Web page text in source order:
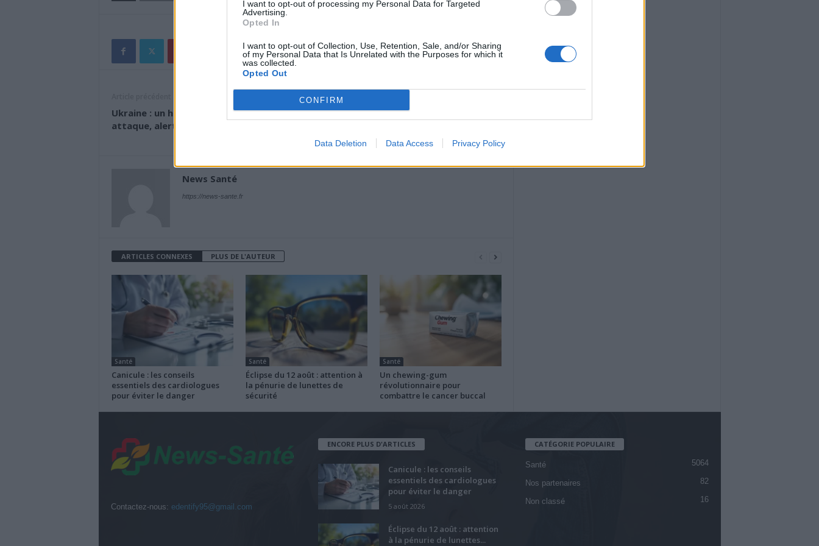
I want to opt-out of processing my Personal Data for Targeted
Advertising.
Opted In
I want to opt-out of Collection, Use, Retention, Sale, and/or Sharing
of my Personal Data that Is Unrelated with the Purposes for which it
was collected.
Opted Out
CONFIRM
Data Deletion Data Access Privacy Policy
Ukraine : un hôpital ciblé par une
attaque, alerte l’OMS
Boire certains thés augmente le risque
News Santé
https://news-sante.fr
ARTICLES CONNEXES PLUS DE L'AUTEUR
Santé
Canicule : les conseils
essentiels des cardiologues
pour éviter le danger
Santé
Éclipse du 12 août : attention à
la pénurie de lunettes de
sécurité
Santé
Un chewing-gum
révolutionnaire pour
combattre le cancer buccal
Contactez-nous: edentify95@gmail.com
ENCORE PLUS D'ARTICLES
Canicule : les conseils
essentiels des cardiologues
pour éviter le danger
5 août 2026
Éclipse du 12 août : attention
à la pénurie de lunettes...
CATÉGORIE POPULAIRE
Santé 5064
Nos partenaires 82
Non classé 16